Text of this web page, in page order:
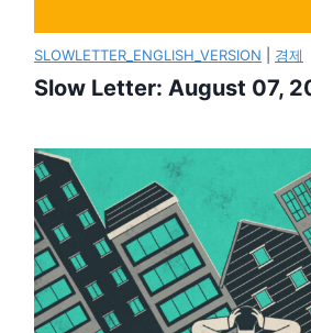
SLOWLETTER_ENGLISH_VERSION 경제
Slow Letter: August 07,